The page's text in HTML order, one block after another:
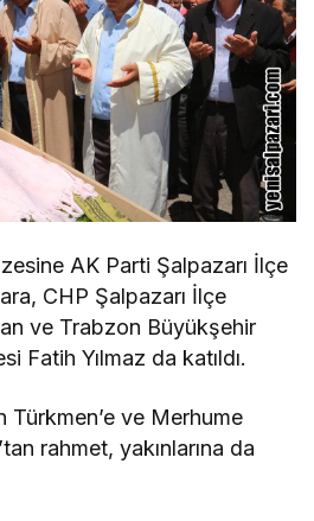
AK Parti Şalpazarı İlçe
CHP Şalpazarı İlçe
ve Trabzon Büyükşehir
Fatih Yılmaz da katıldı.
Türkmen’e ve Merhume
rahmet, yakınlarına da